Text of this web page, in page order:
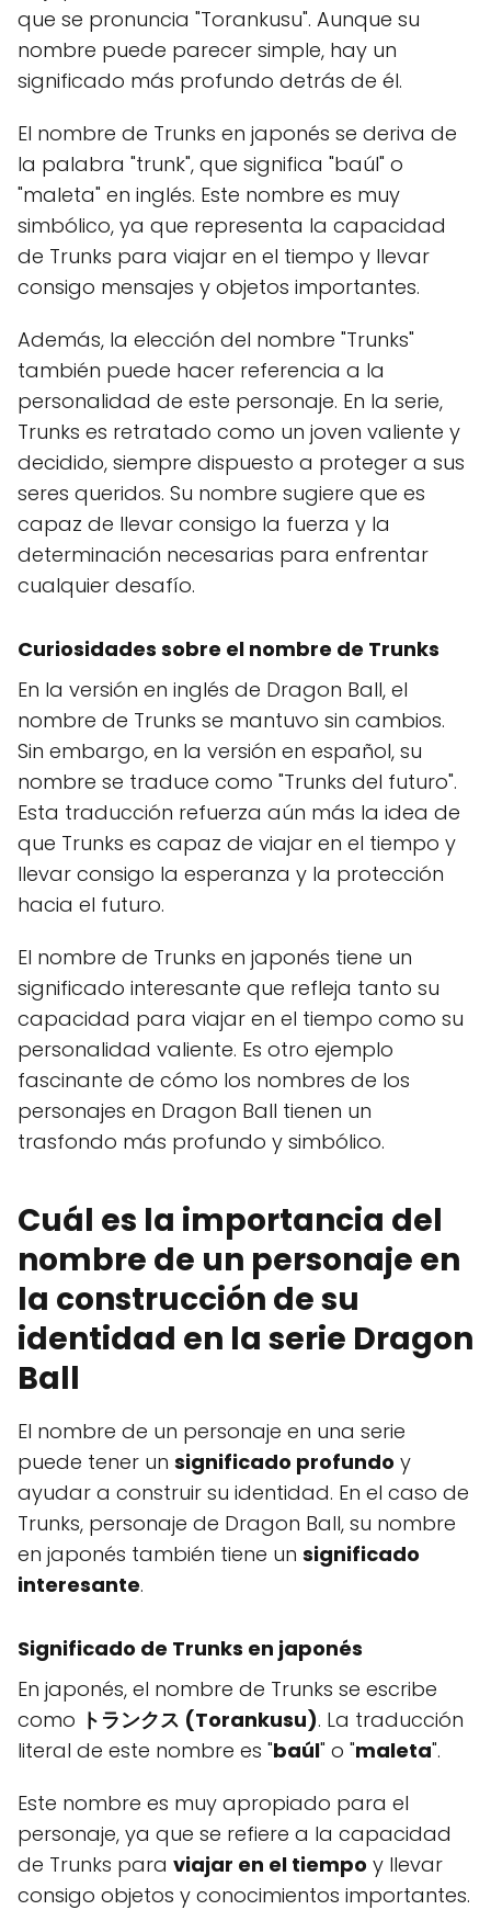
que se pronuncia "Torankusu". Aunque su
nombre puede parecer simple, hay un
significado más profundo detrás de él.
El nombre de Trunks en japonés se deriva de
la palabra "trunk", que significa "baúl" o
"maleta" en inglés. Este nombre es muy
simbólico, ya que representa la capacidad
de Trunks para viajar en el tiempo y llevar
consigo mensajes y objetos importantes.
Además, la elección del nombre "Trunks"
también puede hacer referencia a la
personalidad de este personaje. En la serie,
Trunks es retratado como un joven valiente y
decidido, siempre dispuesto a proteger a sus
seres queridos. Su nombre sugiere que es
capaz de llevar consigo la fuerza y la
determinación necesarias para enfrentar
cualquier desafío.
Curiosidades sobre el nombre de Trunks
En la versión en inglés de Dragon Ball, el
nombre de Trunks se mantuvo sin cambios.
Sin embargo, en la versión en español, su
nombre se traduce como "Trunks del futuro".
Esta traducción refuerza aún más la idea de
que Trunks es capaz de viajar en el tiempo y
llevar consigo la esperanza y la protección
hacia el futuro.
El nombre de Trunks en japonés tiene un
significado interesante que refleja tanto su
capacidad para viajar en el tiempo como su
personalidad valiente. Es otro ejemplo
fascinante de cómo los nombres de los
personajes en Dragon Ball tienen un
trasfondo más profundo y simbólico.
Cuál es la importancia del
nombre de un personaje en
la construcción de su
identidad en la serie Dragon
Ball
El nombre de un personaje en una serie
puede tener un significado profundo y
ayudar a construir su identidad. En el caso de
Trunks, personaje de Dragon Ball, su nombre
en japonés también tiene un significado
interesante.
Significado de Trunks en japonés
En japonés, el nombre de Trunks se escribe
como トランクス (Torankusu). La traducción
literal de este nombre es "baúl" o "maleta".
Este nombre es muy apropiado para el
personaje, ya que se refiere a la capacidad
de Trunks para viajar en el tiempo y llevar
consigo objetos y conocimientos importantes.